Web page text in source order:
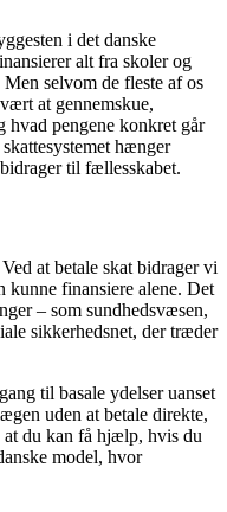
i det danske
alt fra skoler og
selvom de fleste af os
at gennemskue,
hvad pengene konkret går
hænger
til fællesskabet.
at betale skat bidrager vi
kunne finansiere alene. Det
– som sundhedsvæsen,
sikkerhedsnet, der træder
til basale ydelser uanset
uden at betale direkte,
at du kan få hjælp, hvis du
model, hvor